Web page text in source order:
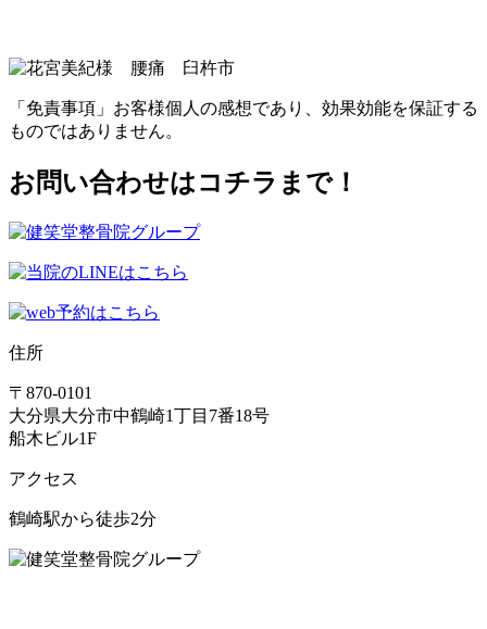
「免責事項」お客様個人の感想であり、効果効能を保証する
ものではありません。
お問い合わせはコチラまで！
住所
〒870-0101
大分県大分市中鶴崎1丁目7番18号
船木ビル1F
アクセス
鶴崎駅から徒歩2分